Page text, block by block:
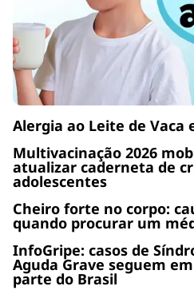
Alergia ao Leite de Vaca
Multivacinação 2026
atualizar caderneta de
adolescentes
Cheiro forte no corpo:
quando procurar um
InfoGripe: casos de
Aguda Grave seguem
parte do Brasil